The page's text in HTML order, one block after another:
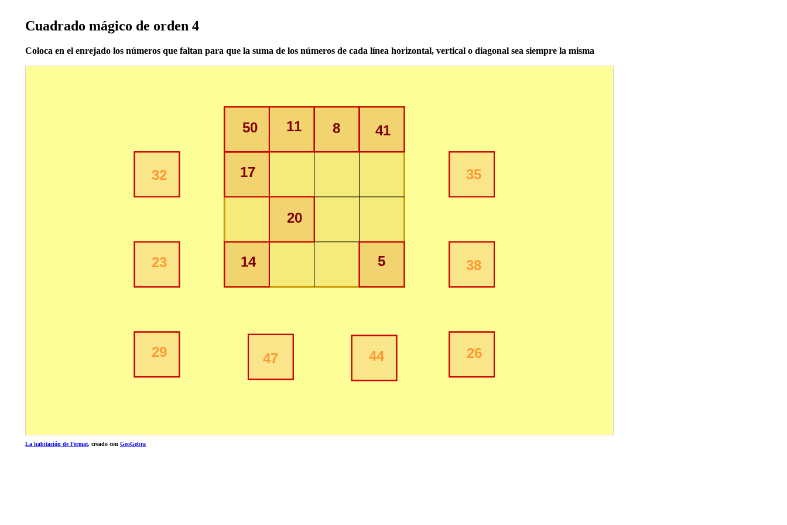
Cuadrado mágico de orden 4
Coloca en el enrejado los números que faltan para que la suma de los números de cada línea horizontal, vertical o diagonal sea siempre la misma
La habitación de Fermat, creado con GeoGebra